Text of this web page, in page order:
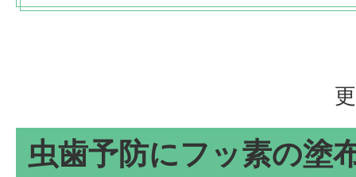
虫歯予防にフッ素の塗